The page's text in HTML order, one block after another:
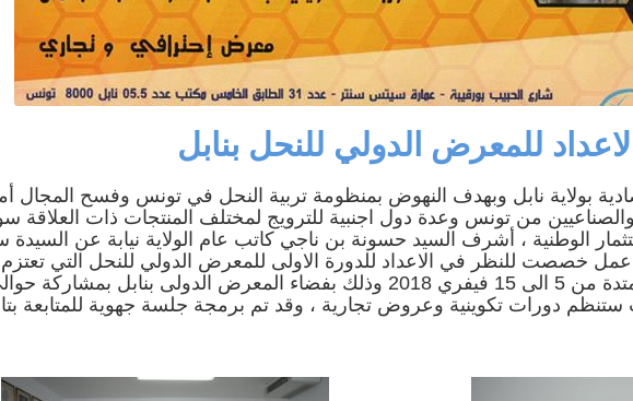
للمعرض الدولي للنحل بنابل
بولاية نابل وبهدف النهوض بمنظومة تربية النحل في تونس وفسح المجال
والصناعيين من تونس وعدة دول اجنبية للترويج لمختلف المنتجات ذات العلاقة
الوطنية ، أشرف السيد حسونة بن ناجي كاتب عام الولاية نيابة عن السيدة
عمل خصصت للنظر في الاعداد للدورة الاولى للمعرض الدولي للنحل التي